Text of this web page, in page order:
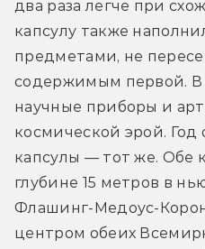
два раза легче при
капсулу также
предметами, не
содержимым первой. В
научные приборы и
космической эрой.
капсулы — тот же. Обе
глубине 15 метров в
Флашинг-Медоус-
центром обеих